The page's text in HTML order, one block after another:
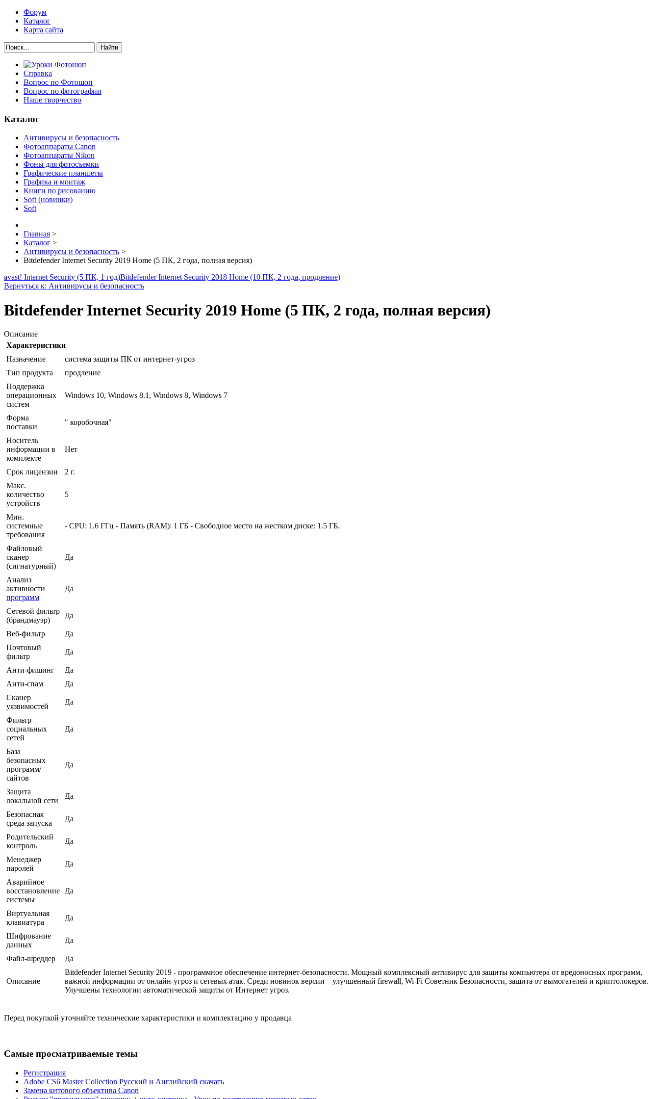
Форум
Каталог
Карта сайта
Найти
Справка
Вопрос по Фотошоп
Вопрос по фотографии
Наше творчество
Каталог
Антивирусы и безопасность
Фотоаппараты Canon
Фотоаппараты Nikon
Фоны для фотосъемки
Графические планшеты
Графика и монтаж
Книги по рисованию
Soft (новинки)
Soft
Главная >
Каталог >
Антивирусы и безопасность >
Bitdefender Internet Security 2019 Home (5 ПК, 2 года, полная версия)
avast! Internet Security (5 ПК, 1 год)Bitdefender Internet Security 2018 Home (10 ПК, 2 года, продление)
Вернуться к: Антивирусы и безопасность
Bitdefender Internet Security 2019 Home (5 ПК, 2 года, полная версия)
Описание
Характеристики
Назначение
система защиты ПК от интернет-угроз
Тип продукта
продление
Поддержка
операционных
систем
Windows 10, Windows 8.1, Windows 8, Windows 7
Форма
поставки
" коробочная"
Носитель
информации в
комплекте
Нет
Срок лицензии
2 г.
Макс.
количество
устройств
5
Мин.
системные
требования
- CPU: 1.6 ГГц - Память (RAM): 1 ГБ - Свободное место на жестком диске: 1.5 ГБ.
Файловый
сканер
(сигнатурный)
Да
Анализ
активности
программ
Да
Сетевой фильтр
(брандмауэр)
Да
Веб-фильтр
Да
Почтовый
фильтр
Да
Анти-фишинг
Да
Анти-спам
Да
Сканер
уязвимостей
Да
Фильтр
социальных
сетей
Да
База
безопасных
программ/
сайтов
Да
Защита
локальной сети
Да
Безопасная
среда запуска
Да
Родительский
контроль
Да
Менеджер
паролей
Да
Аварийное
восстановление
системы
Да
Виртуальная
клавиатура
Да
Шифрование
данных
Да
Файл-шреддер Да
Описание
Bitdefender Internet Security 2019 - программное обеспечение интернет-безопасности. Мощный комплексный антивирус для защиты компьютера от вредоносных программ,
важной информации от онлайн-угроз и сетевых атак. Среди новинок версии – улучшенный firewall, Wi-Fi Советник Безопасности, защита от вымогателей и криптолокеров.
Улучшены технологии автоматической защиты от Интернет угроз.
Перед покупкой уточняйте технические характеристики и комплектацию у продавца
Самые просматриваемые темы
Регистрация
Adobe CS6 Master Collection Русский и Английский скачать
Замена китового объектива Canon